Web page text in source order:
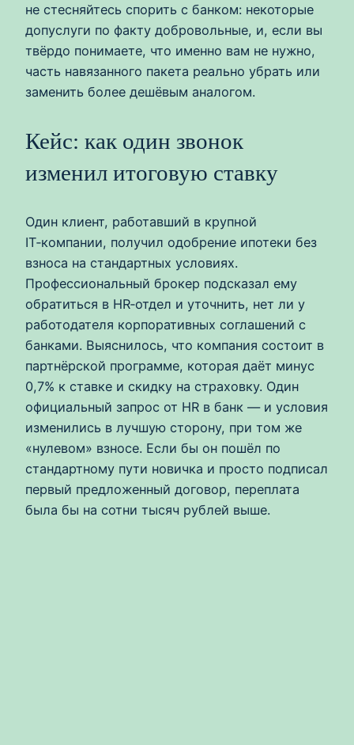
не стесняйтесь спорить с банком: некоторые
допуслуги по факту добровольные, и, если вы
твёрдо понимаете, что именно вам не нужно,
часть навязанного пакета реально убрать или
заменить более дешёвым аналогом.
Кейс: как один звонок
изменил итоговую ставку
Один клиент, работавший в крупной
IT‑компании, получил одобрение ипотеки без
взноса на стандартных условиях.
Профессиональный брокер подсказал ему
обратиться в HR‑отдел и уточнить, нет ли у
работодателя корпоративных соглашений с
банками. Выяснилось, что компания состоит в
партнёрской программе, которая даёт минус
0,7% к ставке и скидку на страховку. Один
официальный запрос от HR в банк — и условия
изменились в лучшую сторону, при том же
«нулевом» взносе. Если бы он пошёл по
стандартному пути новичка и просто подписал
первый предложенный договор, переплата
была бы на сотни тысяч рублей выше.